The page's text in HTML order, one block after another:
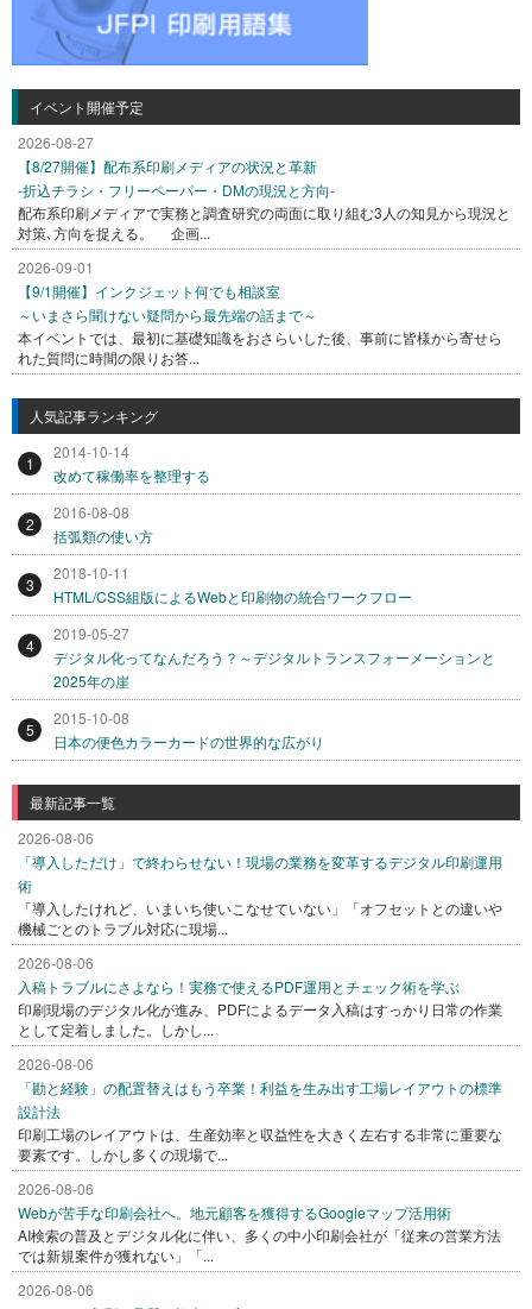
イベント開催予定
2026-08-27
【8/27開催】配布系印刷メディアの状況と革新
-折込チラシ・フリーペーパー・DMの現況と方向-
配布系印刷メディアで実務と調査研究の両面に取り組む3人の知見から現況と
対策､方向を捉える。 企画...
2026-09-01
【9/1開催】インクジェット何でも相談室
～いまさら聞けない疑問から最先端の話まで～
本イベントでは、最初に基礎知識をおさらいした後、事前に皆様から寄せら
れた質問に時間の限りお答...
人気記事ランキング
1
2014-10-14
改めて稼働率を整理する
2
2016-08-08
括弧類の使い方
3
2018-10-11
HTML/CSS組版によるWebと印刷物の統合ワークフロー
4
2019-05-27
デジタル化ってなんだろう？～デジタルトランスフォーメーションと
2025年の崖
5
2015-10-08
日本の便色カラーカードの世界的な広がり
最新記事一覧
2026-08-06
「導入しただけ」で終わらせない！現場の業務を変革するデジタル印刷運用
術
「導入したけれど、いまいち使いこなせていない」「オフセットとの違いや
機械ごとのトラブル対応に現場...
2026-08-06
入稿トラブルにさよなら！実務で使えるPDF運用とチェック術を学ぶ
印刷現場のデジタル化が進み、PDFによるデータ入稿はすっかり日常の作業
として定着しました。しかし...
2026-08-06
「勘と経験」の配置替えはもう卒業！利益を生み出す工場レイアウトの標準
設計法
印刷工場のレイアウトは、生産効率と収益性を大きく左右する非常に重要な
要素です。しかし多くの現場で...
2026-08-06
Webが苦手な印刷会社へ。地元顧客を獲得するGoogleマップ活用術
AI検索の普及とデジタル化に伴い、多くの中小印刷会社が「従来の営業方法
では新規案件が獲れない」「...
2026-08-06